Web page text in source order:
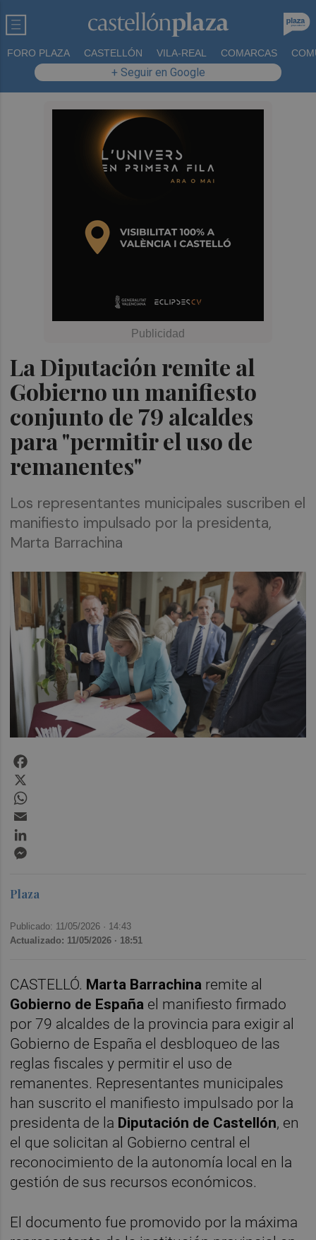
FORO PLAZA CASTELLÓN VILA-REAL COMARCAS
+ Seguir en Google
La Diputación remite al
Gobierno un manifiesto
conjunto de 79 alcaldes
para "permitir el uso de
remanentes"
Los representantes municipales suscriben el
manifiesto impulsado por la presidenta,
Marta Barrachina
Plaza
Publicado: 11/05/2026 · 14:43
Actualizado: 11/05/2026 · 18:51
CASTELLÓ. Marta Barrachina remite al
Gobierno de España el manifiesto firmado
por 79 alcaldes de la provincia para exigir al
Gobierno de España el desbloqueo de las
reglas fiscales y permitir el uso de
remanentes. Representantes municipales
han suscrito el manifiesto impulsado por la
presidenta de la Diputación de Castellón, en
el que solicitan al Gobierno central el
reconocimiento de la autonomía local en la
gestión de sus recursos económicos.
El documento fue promovido por la máxima